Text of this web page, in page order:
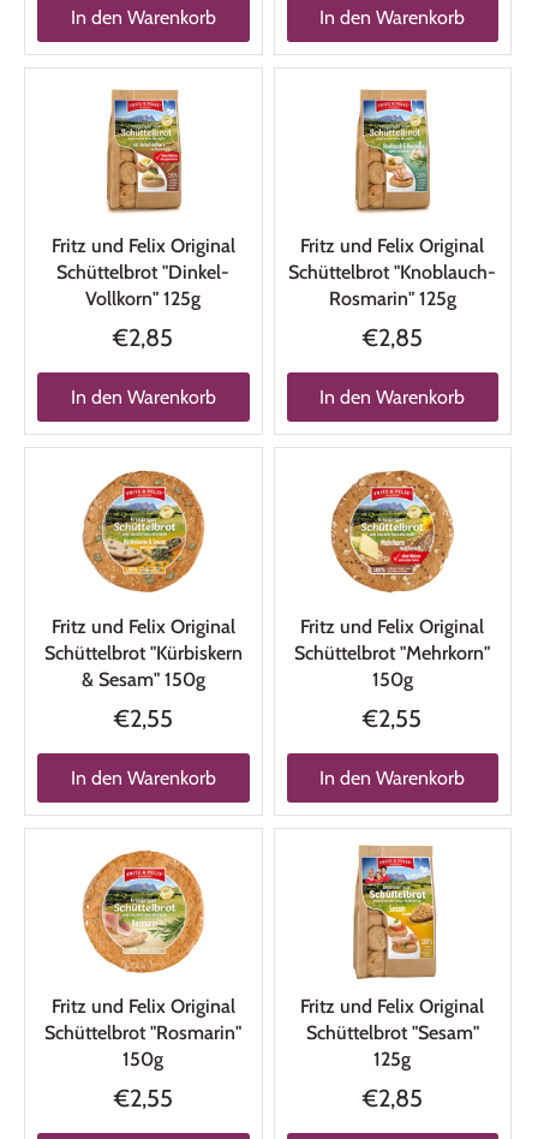
In den Warenkorb In den Warenkorb
Fritz und Felix Original
Schüttelbrot "Dinkel-
Vollkorn" 125g
€2,85
In den Warenkorb
Fritz und Felix Original
Schüttelbrot "Knoblauch-
Rosmarin" 125g
€2,85
In den Warenkorb
Fritz und Felix Original
Schüttelbrot "Kürbiskern
& Sesam" 150g
€2,55
In den Warenkorb
Fritz und Felix Original
Schüttelbrot "Mehrkorn"
150g
€2,55
In den Warenkorb
Fritz und Felix Original
Schüttelbrot "Rosmarin"
150g
€2,55
Fritz und Felix Original
Schüttelbrot "Sesam"
125g
€2,85